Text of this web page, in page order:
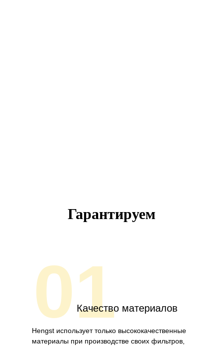
Гарантируем
01Качество материалов
Hengst использует только высококачественные
материалы при производстве своих фильтров,